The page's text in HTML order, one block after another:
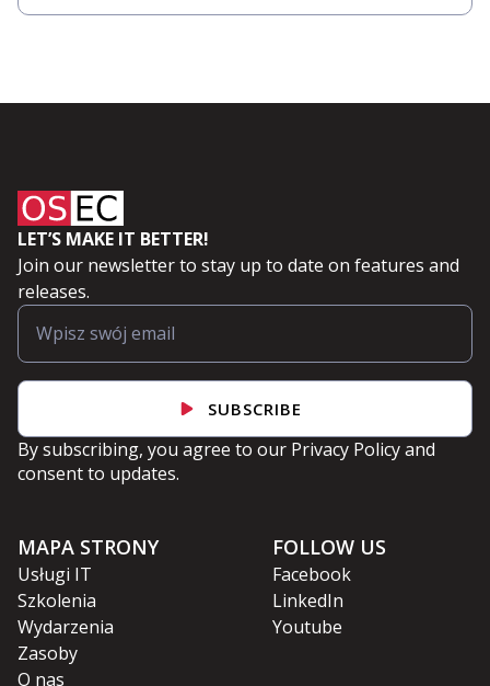
LET’S MAKE IT BETTER!
Join our newsletter to stay up to date on features and
releases.
SUBSCRIBE
By subscribing, you agree to our Privacy Policyand
consent to updates.
MAPA STRONY
Usługi IT
Szkolenia
Wydarzenia
Zasoby
O nas
FOLLOW US
Facebook
LinkedIn
Youtube